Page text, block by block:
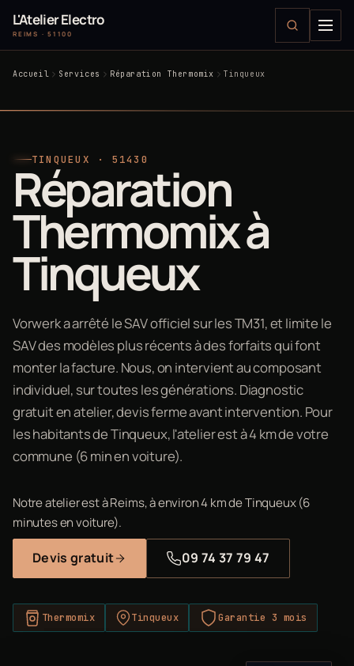
L'Atelier Electro
REIMS · 51100
Accueil Services Réparation Thermomix Tinqueux
TINQUEUX · 51430
Réparation
Thermomix à
Tinqueux
Vorwerk a arrêté le SAV officiel sur les TM31, et limite le
SAV des modèles plus récents à des forfaits qui font
monter la facture. Nous, on intervient au composant
individuel, sur toutes les générations. Diagnostic
gratuit en atelier, devis ferme avant intervention. Pour
les habitants de Tinqueux, l'atelier est à 4 km de votre
commune (6 min en voiture).
Notre atelier est à Reims, à environ 4 km de Tinqueux (6
minutes en voiture).
Devis gratuit 09 74 37 79 47
Thermomix Tinqueux Garantie 3 mois